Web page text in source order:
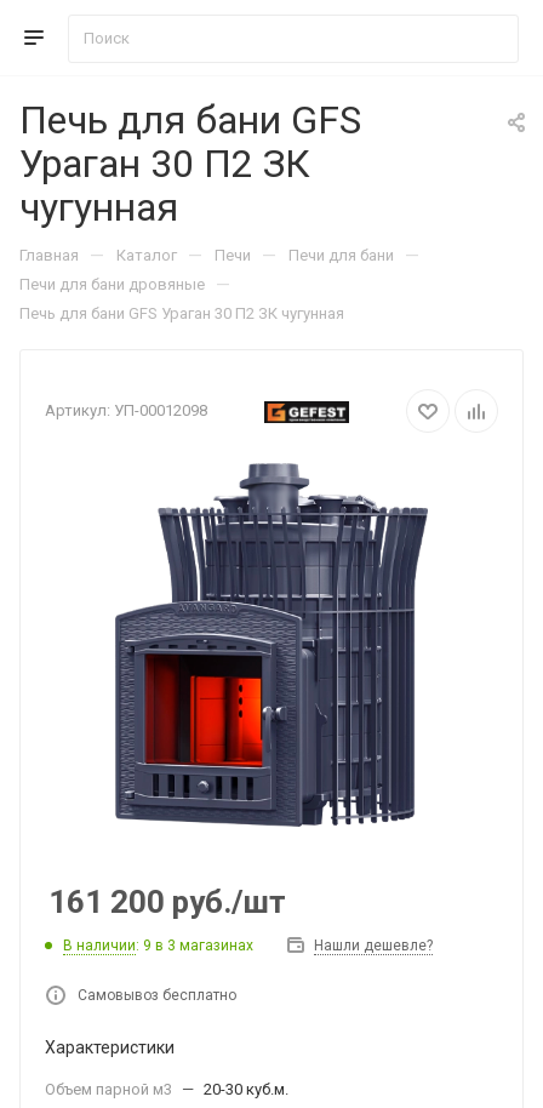
Печь для бани GFS
Ураган 30 П2 ЗК
чугунная
Главная — Каталог — Печи — Печи для бани —
Печи для бани дровяные —
Печь для бани GFS Ураган 30 П2 ЗК чугунная
Артикул: УП-00012098
161 200 руб./шт
В наличии: 9 в 3 магазинах Нашли дешевле?
Самовывоз бесплатно
Характеристики
Объем парной м3 — 20-30 куб.м.